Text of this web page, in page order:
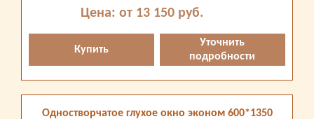
Цена: от 13 150 руб.
Купить
Уточнить
подробности
Одностворчатое глухое окно эконом 600*1350